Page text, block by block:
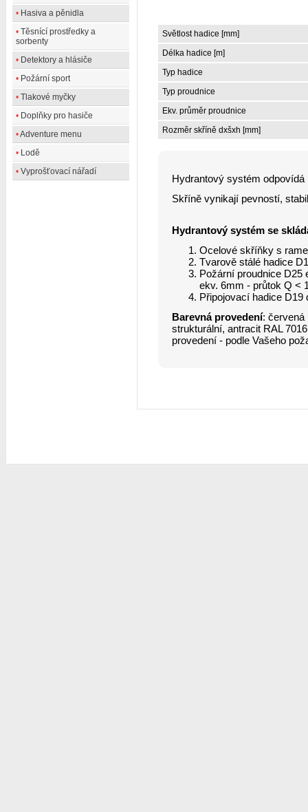
• Hasiva a pěnidla
• Těsnící prostředky a
sorbenty
• Detektory a hlásiče
• Požární sport
• Tlakové myčky
• Doplňky pro hasiče
•Adventure menu
• Lodě
• Vyprošťovací nářadí
Světlost hadice [mm]
Délka hadice [m]
Typ hadice
Typ proudnice
Ekv. průměr proudnice
Rozměr skříně dxšxh [mm]
Hydrantový systém
Skříně vynikají pevností,
Hydrantový systém se
Ocelové skříňky s
Tvarově stálé hadice
Požární proudnice D25
ekv. 6mm - průtok Q <
Připojovací hadice D19
Barevná provedení: červená
strukturální, antracit RAL
provedení - podle Vašeho